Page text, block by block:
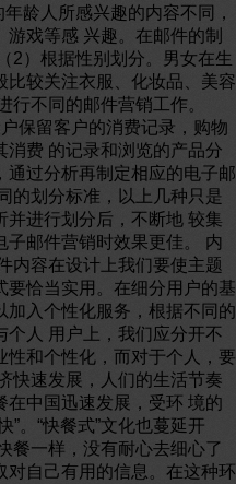
龄人所感兴趣的内容不同，
戏等感 兴趣。在邮件的制
2）根据性别划分。男女在生
较关注衣服、化妆品、美容
行不同的邮件营销工作。
保留客户的消费记录，购物
消费 的记录和浏览的产品分
过分析再制定相应的电子邮
的划分标准，以上几种只是
并进行划分后，不断地 较集
子邮件营销时效果更佳。 内
容在设计上我们要使主题
要恰当实用。在细分用户的基
入个性化服务，根据不同的
个人 用户上，我们应分开不
性和个性化，而对于个人，要
快速发展，人们的生活节奏
中国迅速发展，受环 境的
”。“快餐式”文化也蔓延开
餐一样，没有耐心去细心了
自己有用的信息。在这种环